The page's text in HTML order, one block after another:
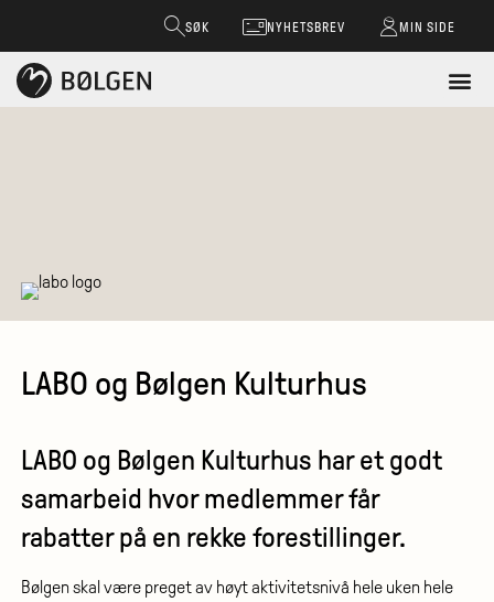
SØK NYHETSBREV MIN SIDE
LABO og Bølgen Kulturhus
LABO og Bølgen Kulturhus har et godt
samarbeid hvor medlemmer får
rabatter på en rekke forestillinger.
Bølgen skal være preget av høyt aktivitetsnivå hele uken hele